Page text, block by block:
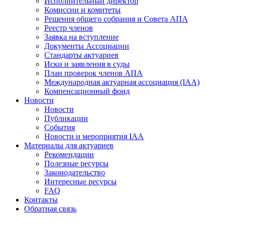
Комиссии и комитеты
Решения общего собрания и Совета АПА
Реестр членов
Заявка на вступление
Документы Ассоциации
Стандарты актуариев
Иски и заявления в суды
План проверок членов АПА
Международная актуарная ассоциация (IAA)
Компенсационный фонд
Новости
Новости
Публикации
События
Новости и мероприятия IAA
Материалы для актуариев
Рекомендации
Полезные ресурсы
Законодательство
Интересные ресурсы
FAQ
Контакты
Обратная связь